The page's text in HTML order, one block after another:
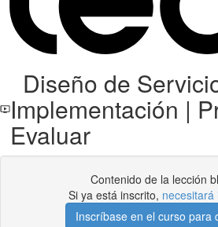
Diseño de
Implementación |
Evaluar
Contenido de la lección
Si ya está inscrito, necesitará
Inscríbase en el curso para